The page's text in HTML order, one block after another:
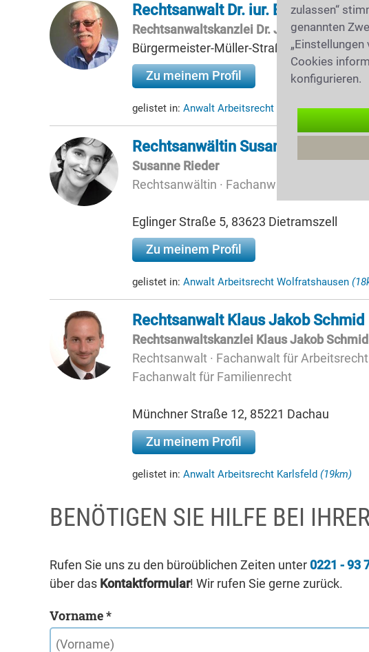
Rechtsanwalt Dr. iur. Eckhart Jung
Rechtsanwaltskanzlei Dr. Jung und
Bürgermeister-Müller-Straße 2, 82178
Zu meinem Profil
gelistet in: Anwalt Arbeitsrecht Gröbenzell(14km)
Rechtsanwältin Susanne Rieder
Susanne Rieder
Rechtsanwältin · Fachanwältin für
Eglinger Straße 5, 83623 Dietramszell
Zu meinem Profil
gelistet in: Anwalt Arbeitsrecht Wolfratshausen
Rechtsanwalt Klaus Jakob Schmid
Rechtsanwaltskanzlei Klaus Jakob Schmid
Rechtsanwalt · Fachanwalt für Arbeitsrecht
Fachanwalt für Familienrecht
Münchner Straße 12, 85221 Dachau
Zu meinem Profil
gelistet in: Anwalt Arbeitsrecht Karlsfeld (19km)
BENÖTIGEN SIE HILFE BEI
Rufen Sie uns zu den büroüblichen Zeiten unter 0221 - 93
über das Kontaktformular! Wir rufen Sie gerne zurück.
Vorname *
zulassen“
genannten
Cookies
konfigurieren.